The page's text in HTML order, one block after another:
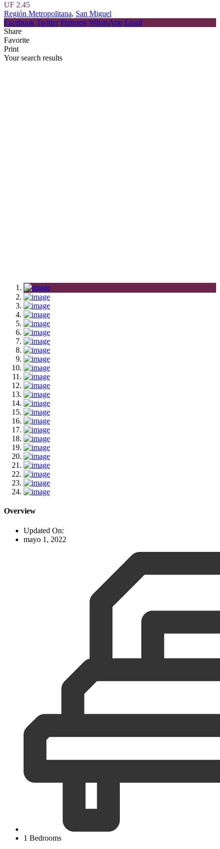
UF 2.45
Región Metropolitana, San Miguel
Facebook Twitter Pinterest WhatsApp Email
Share
Favorite
Print
Your search results
Overview
Updated On:
mayo 1, 2022
1 Bedrooms